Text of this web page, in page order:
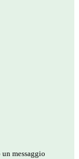
messaggio